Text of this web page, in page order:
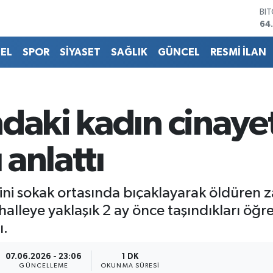
SPOR SİYASET SAĞLIK GÜNCEL RESMİ İLAN
kadın
anlattı
sokak ortasında bıçaklayarak öldüren
yaklaşık 2 ay önce taşındıkları
07.06.2026 - 23:06
GÜNCELLEME
1 DK
OKUNMA SÜRESI